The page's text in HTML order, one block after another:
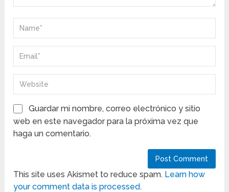
Guardar mi nombre, correo electrónico y sitio
web en este navegador para la próxima vez que
haga un comentario.
This site uses Akismet to reduce spam. Learn how
your comment data is processed.